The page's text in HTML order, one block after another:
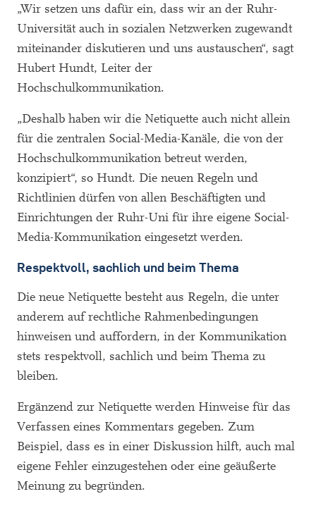
„Wir setzen uns dafür ein, dass wir an der Ruhr-
Universität auch in sozialen Netzwerken zugewandt
miteinander diskutieren und uns austauschen“, sagt
Hubert Hundt, Leiter der
Hochschulkommunikation.
„Deshalb haben wir die Netiquette auch nicht allein
für die zentralen Social-Media-Kanäle, die von der
Hochschulkommunikation betreut werden,
konzipiert“, so Hundt. Die neuen Regeln und
Richtlinien dürfen von allen Beschäftigten und
Einrichtungen der Ruhr-Uni für ihre eigene Social-
Media-Kommunikation eingesetzt werden.
Respektvoll, sachlich und beim Thema
Die neue Netiquette besteht aus Regeln, die unter
anderem auf rechtliche Rahmenbedingungen
hinweisen und auffordern, in der Kommunikation
stets respektvoll, sachlich und beim Thema zu
bleiben.
Ergänzend zur Netiquette werden Hinweise für das
Verfassen eines Kommentars gegeben. Zum
Beispiel, dass es in einer Diskussion hilft, auch mal
eigene Fehler einzugestehen oder eine geäußerte
Meinung zu begründen.